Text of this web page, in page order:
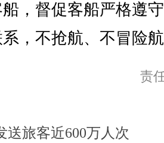
，督促客船严格遵
，不抢航、不冒险
责
送旅客近600万人次